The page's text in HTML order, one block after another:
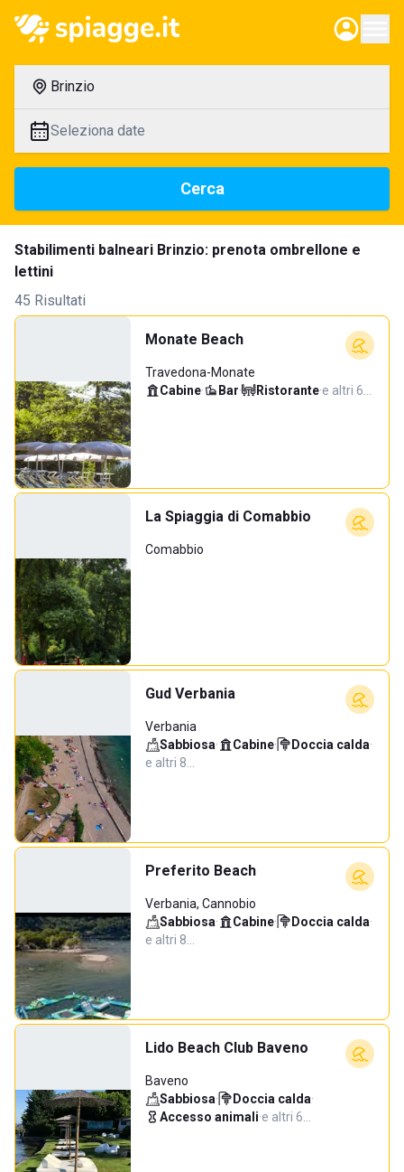
Brinzio
Seleziona date
Cerca
Stabilimenti balneari Brinzio: prenota ombrellone e
lettini
45 Risultati
Monate Beach
Travedona-Monate
Cabine· Bar· Ristorante·e altri 6…
La Spiaggia di Comabbio
Comabbio
Gud Verbania
Verbania
Sabbiosa· Cabine· Doccia calda·
e altri 8…
Preferito Beach
Verbania, Cannobio
Sabbiosa· Cabine· Doccia calda·
e altri 8…
Lido Beach Club Baveno
Baveno
Sabbiosa· Doccia calda·
Accesso animali·e altri 6…